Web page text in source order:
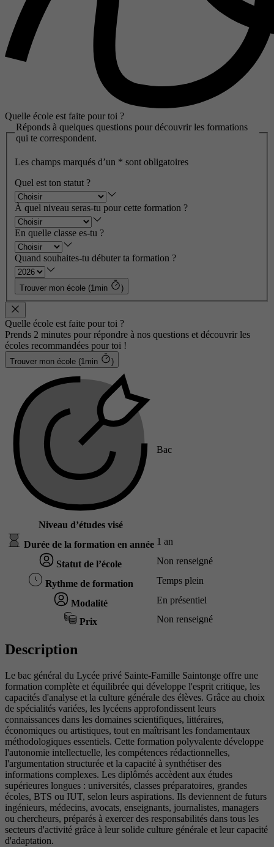
Quelle école est faite pour toi ?
Réponds à quelques questions pour découvrir les formations
qui te correspondent.
Les champs marqués d’un * sont obligatoires
Quel est ton statut ?
À quel niveau seras-tu pour cette formation ?
En quelle classe es-tu ?
Quand souhaites-tu débuter ta formation ?
Trouver mon école (1min )
Quelle école est faite pour toi ?
Prends 2 minutes pour répondre à nos questions et découvrir les
écoles recommandées pour toi !
Trouver mon école (1min )
Niveau d’études visé
Bac
Durée de la formation en année 1 an
Statut de l’école Non renseigné
Rythme de formation Temps plein
Modalité En présentiel
Prix Non renseigné
Description
Le bac général du Lycée privé Sainte-Famille Saintonge offre une
formation complète et équilibrée qui développe l'esprit critique, les
capacités d'analyse et la culture générale des élèves. Grâce au choix
de spécialités variées, les lycéens approfondissent leurs
connaissances dans les domaines scientifiques, littéraires,
économiques ou artistiques, tout en maîtrisant les fondamentaux
méthodologiques essentiels. Cette formation polyvalente développe
l'autonomie intellectuelle, les compétences rédactionnelles,
l'argumentation structurée et la capacité à synthétiser des
informations complexes. Les diplômés accèdent aux études
supérieures longues : universités, classes préparatoires, grandes
écoles, BTS ou IUT, selon leurs aspirations. Ils deviennent de futurs
ingénieurs, médecins, avocats, enseignants, journalistes, managers
ou chercheurs, préparés à exercer des responsabilités dans tous les
secteurs d'activité grâce à leur solide culture générale et leur capacité
d'adaptation.